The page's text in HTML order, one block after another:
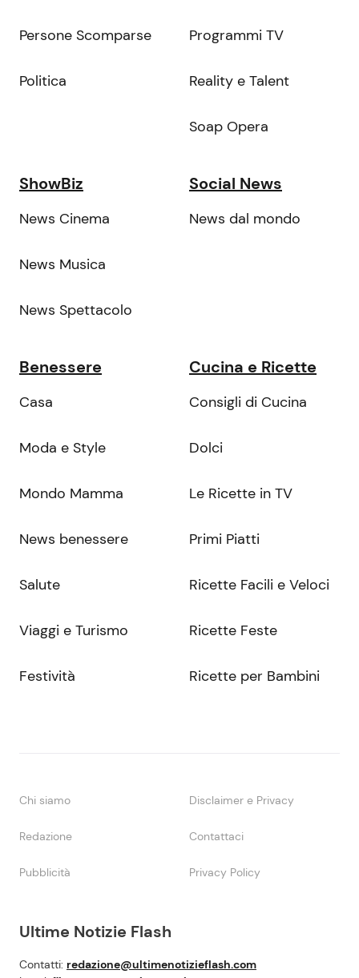
Ultime Notizie Flash
Contatti: redazione@ultimenotizieflash.com
Persone Scomparse
Politica
Programmi TV
Reality e Talent
Soap Opera
ShowBiz
News Cinema
News Musica
News Spettacolo
Social News
News dal mondo
Benessere
Casa
Moda e Style
Mondo Mamma
News benessere
Salute
Viaggi e Turismo
Festività
Cucina e Ricette
Consigli di Cucina
Dolci
Le Ricette in TV
Primi Piatti
Ricette Facili e Veloci
Ricette Feste
Ricette per Bambini
Chi siamo Disclaimer e Privacy
Redazione Contattaci
Pubblicità Privacy Policy